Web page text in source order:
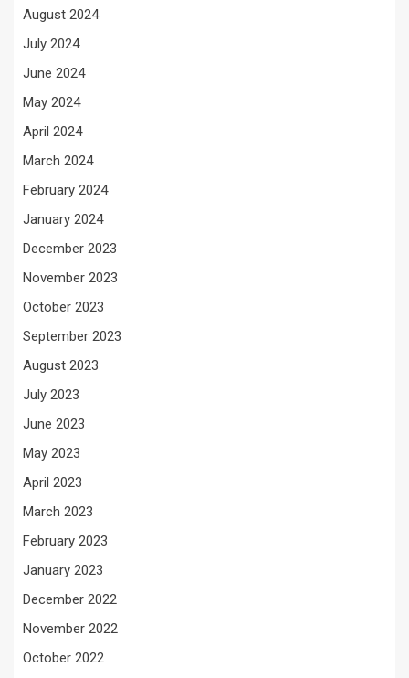
August 2024
July 2024
June 2024
May 2024
April 2024
March 2024
February 2024
January 2024
December 2023
November 2023
October 2023
September 2023
August 2023
July 2023
June 2023
May 2023
April 2023
March 2023
February 2023
January 2023
December 2022
November 2022
October 2022